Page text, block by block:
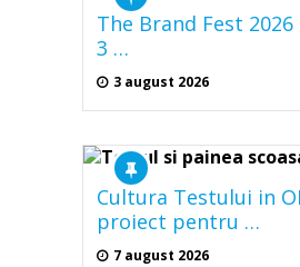
The Brand Fest
3 …
3 august 2026
Cultura Testului in
proiect pentru …
7 august 2026